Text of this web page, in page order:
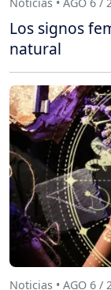
Noticias • AGO 6 /
Los signos
natural
Noticias • AGO 6 /